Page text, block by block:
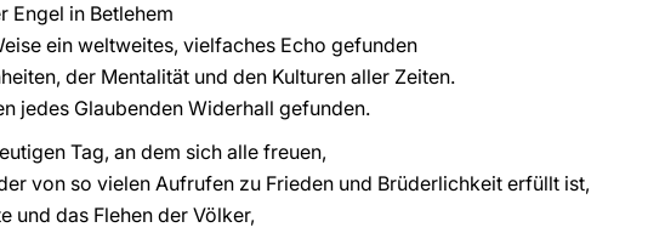
Engel in Betlehem
ein weltweites, vielfaches Echo gefunden
der Mentalität und den Kulturen aller Zeiten.
jedes Glaubenden Widerhall gefunden.
Tag, an dem sich alle freuen,
von so vielen Aufrufen zu Frieden und Brüderlichkeit erfüllt ist,
und das Flehen der Völker,